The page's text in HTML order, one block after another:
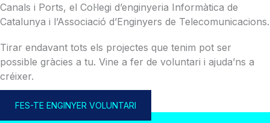
Canals i Ports, el Col·legi d’enginyeria Informàtica de
Catalunya i l’Associació d’Enginyers de Telecomunicacions.
Tirar endavant tots els projectes que tenim pot ser
possible gràcies a tu. Vine a fer de voluntari i ajuda’ns a
créixer.
FES-TE ENGINYER VOLUNTARI